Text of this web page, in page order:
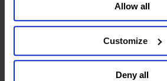
Sell or Share My Personal
the website. You must opt-out of
browser. For additional information
general collection and use of
Allow all
Customize
Deny all
投资银行、企业银行与金融市场
私募股权投资行业
财富管理